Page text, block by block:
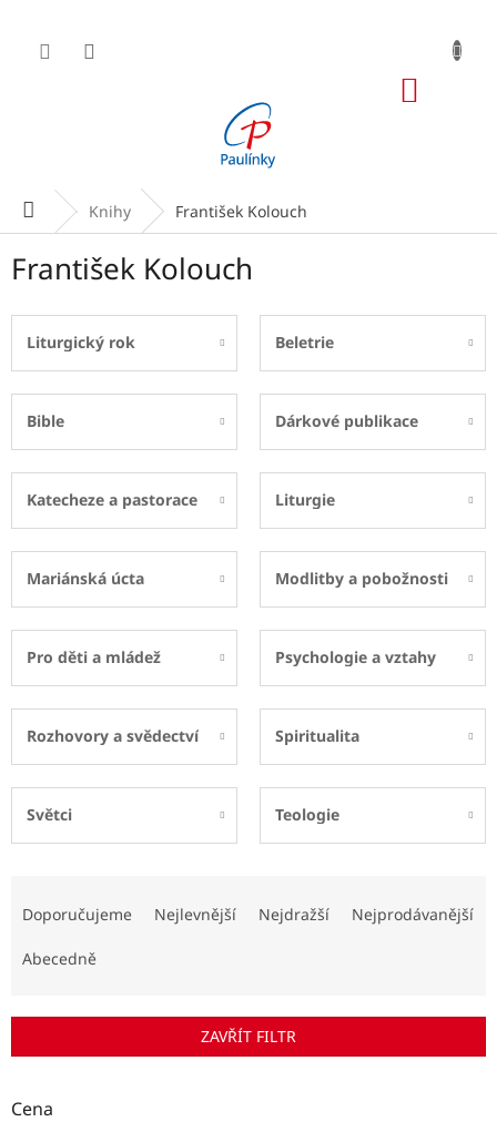
obsah
Domů Knihy František Kolouch
František Kolouch
Liturgický rok Beletrie
Bible Dárkové publikace
Katecheze a pastorace Liturgie
Mariánská úcta Modlitby a pobožnosti
Pro děti a mládež Psychologie a vztahy
Rozhovory a svědectví Spiritualita
Světci Teologie
r
d
Doporučujeme Nejlevnější Nejdražší Nejprodávanější
Abecedně
ZAVŘÍT FILTR
Cena